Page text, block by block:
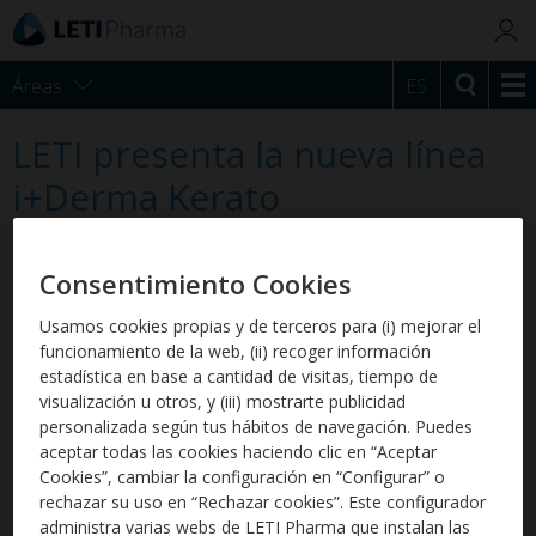
Áreas ES
LETI presenta la nueva línea
i+Derma Kerato
personalizado en su nueva línea de i+Derma Kerato, una
completa gama de productos para el control de la seborrea
seca en perros.
La gluconolactona, un hidroxiácido de última generación, es su
principio activo principal. Ejerce acción queratolítica-exfoliativa
y regenerativa para la piel descamada y ofrece una potente
acción hidratante.
La gama permite abordar la seborrea seca en tres pasos
gracias a la ayuda de sus tres productos: Kerato Champú
Consentimiento Cookies
Usamos cookies propias y de terceros para (i) mejorar el
funcionamiento de la web, (ii) recoger información
estadística en base a cantidad de visitas, tiempo de
visualización u otros, y (iii) mostrarte publicidad
personalizada según tus hábitos de navegación. Puedes
aceptar todas las cookies haciendo clic en “Aceptar
Cookies”, cambiar la configuración en “Configurar” o
rechazar su uso en “Rechazar cookies”. Este configurador
administra varias webs de LETI Pharma que instalan las